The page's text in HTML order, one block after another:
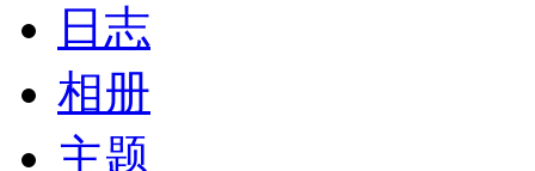
日志
相册
主题